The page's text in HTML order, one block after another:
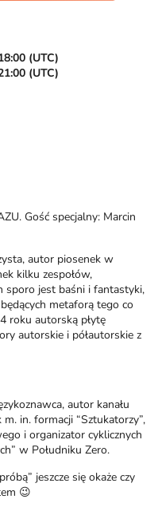
(UTC)
(UTC)
Gość specjalny: Marcin
autor piosenek w
kilku zespołów,
sporo jest baśni i fantastyki,
metaforą tego co
roku autorską płytę
autorskie i półautorskie z
autor kanału
m. in. formacji “Sztukatorzy”,
i organizator cyklicznych
w Południku Zero.
jeszcze się okaże czy
😉